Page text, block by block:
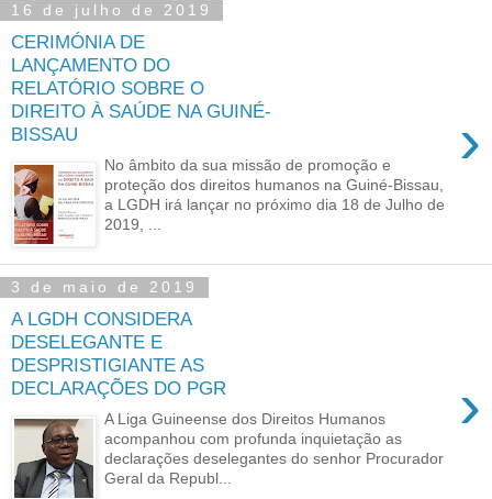
16 de julho de 2019
CERIMÓNIA DE
LANÇAMENTO DO
RELATÓRIO SOBRE O
DIREITO À SAÚDE NA GUINÉ-
BISSAU
›
No âmbito da sua missão de promoção e
proteção dos direitos humanos na Guiné-Bissau,
a LGDH irá lançar no próximo dia 18 de Julho de
2019, ...
3 de maio de 2019
A LGDH CONSIDERA
DESELEGANTE E
DESPRISTIGIANTE AS
DECLARAÇÕES DO PGR
›
A Liga Guineense dos Direitos Humanos
acompanhou com profunda inquietação as
declarações deselegantes do senhor Procurador
Geral da Republ...